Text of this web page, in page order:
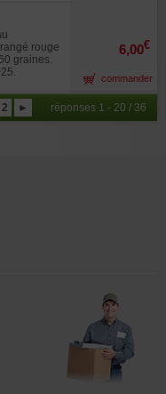
rouge
graines.
6,00€
commander
2 ► réponses 1 - 20 / 36